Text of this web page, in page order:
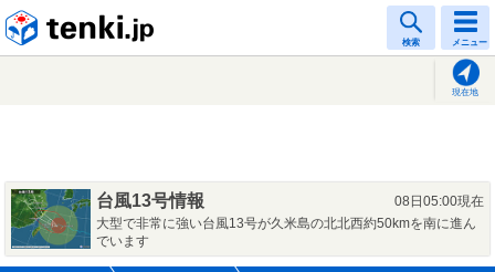
検索 メニュー
現在地
台風13号情報
08日05:00現在
大型で非常に強い台風13号が久米島の北北西約50kmを南に進ん
でいます